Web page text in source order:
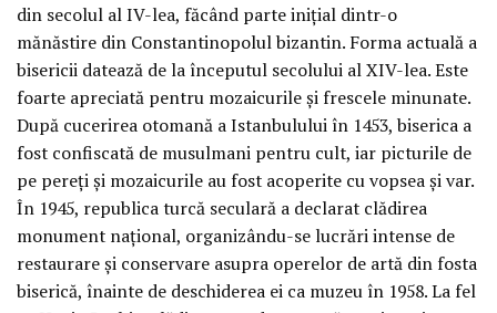
din secolul al IV-lea, făcând parte inițial dintr-o
mănăstire din Constantinopolul bizantin. Forma actuală a
bisericii datează de la începutul secolului al XIV-lea. Este
foarte apreciată pentru mozaicurile și frescele minunate.
După cucerirea otomană a Istanbulului în 1453, biserica a
fost confiscată de musulmani pentru cult, iar picturile de
pe pereți și mozaicurile au fost acoperite cu vopsea și var.
În 1945, republica turcă seculară a declarat clădirea
monument național, organizându-se lucrări intense de
restaurare și conservare asupra operelor de artă din fosta
biserică, înainte de deschiderea ei ca muzeu în 1958. La fel